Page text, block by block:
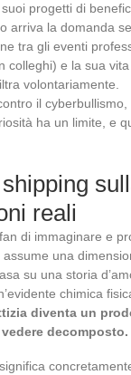
progetti di
arriva la domanda
tra gli eventi
colleghi) e la sua
volontariamente.
il
ha un limite, e
shipping
reali
di immaginare e
una
su una storia
chimica
diventa un
decomposto.